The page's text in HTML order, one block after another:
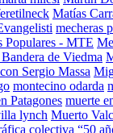
Matías
mecheras
Populares - MTE
de Viedma
Sergio Massa
montecino odarda
Patagones muerte
lynch Muerto
colectiva “50